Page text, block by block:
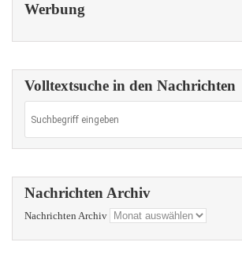
Werbung
Volltextsuche in den Nachrichten
Nachrichten Archiv
Nachrichten Archiv